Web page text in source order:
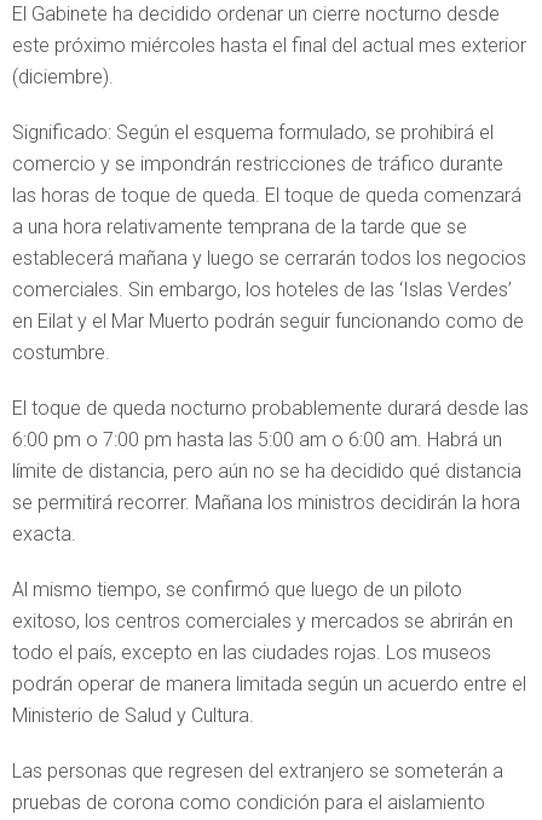
El Gabinete ha decidido ordenar un cierre nocturno desde
este próximo miércoles hasta el final del actual mes exterior
(diciembre).
Significado: Según el esquema formulado, se prohibirá el
comercio y se impondrán restricciones de tráfico durante
las horas de toque de queda. El toque de queda comenzará
a una hora relativamente temprana de la tarde que se
establecerá mañana y luego se cerrarán todos los negocios
comerciales. Sin embargo, los hoteles de las ‘Islas Verdes’
en Eilat y el Mar Muerto podrán seguir funcionando como de
costumbre.
El toque de queda nocturno probablemente durará desde las
6:00 pm o 7:00 pm hasta las 5:00 am o 6:00 am. Habrá un
límite de distancia, pero aún no se ha decidido qué distancia
se permitirá recorrer. Mañana los ministros decidirán la hora
exacta.
Al mismo tiempo, se confirmó que luego de un piloto
exitoso, los centros comerciales y mercados se abrirán en
todo el país, excepto en las ciudades rojas. Los museos
podrán operar de manera limitada según un acuerdo entre el
Ministerio de Salud y Cultura.
Las personas que regresen del extranjero se someterán a
pruebas de corona como condición para el aislamiento